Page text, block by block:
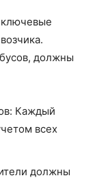
ключевые
должны
Каждый
всех
должны